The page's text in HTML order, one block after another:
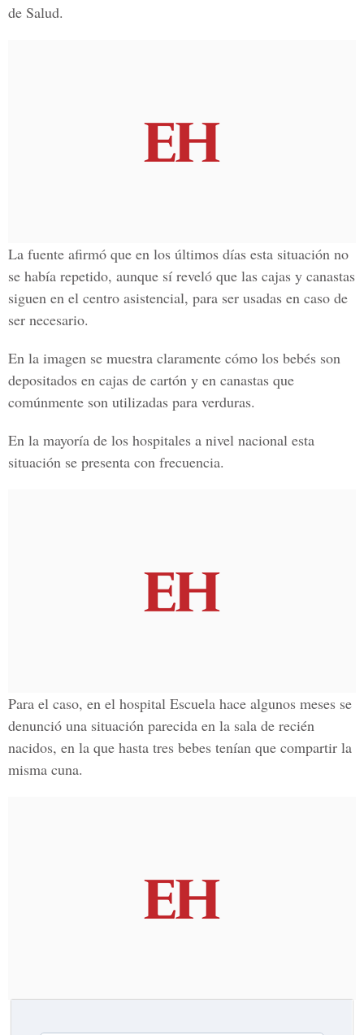
de Salud.
La fuente afirmó que en los últimos días esta situación no
se había repetido, aunque sí reveló que las cajas y canastas
siguen en el centro asistencial, para ser usadas en caso de
ser necesario.
En la imagen se muestra claramente cómo los bebés son
depositados en cajas de cartón y en canastas que
comúnmente son utilizadas para verduras.
En la mayoría de los hospitales a nivel nacional esta
situación se presenta con frecuencia.
Para el caso, en el hospital Escuela hace algunos meses se
denunció una situación parecida en la sala de recién
nacidos, en la que hasta tres bebes tenían que compartir la
misma cuna.